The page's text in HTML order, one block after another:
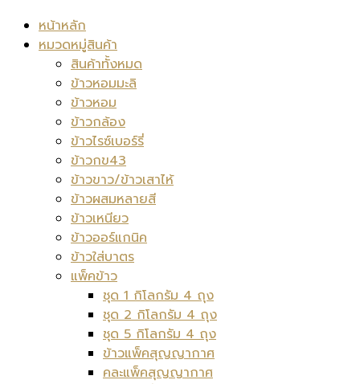
หน้าหลัก
หมวดหมู่สินค้า
สินค้าทั้งหมด
ข้าวหอมมะลิ
ข้าวหอม
ข้าวกล้อง
ข้าวไรซ์เบอร์รี่
ข้าวกข43
ข้าวขาว/ข้าวเสาไห้
ข้าวผสมหลายสี
ข้าวเหนียว
ข้าวออร์แกนิค
ข้าวใส่บาตร
แพ็คข้าว
ชุด 1 กิโลกรัม 4 ถุง
ชุด 2 กิโลกรัม 4 ถุง
ชุด 5 กิโลกรัม 4 ถุง
ข้าวแพ็คสุญญากาศ
คละแพ็คสุญญากาศ